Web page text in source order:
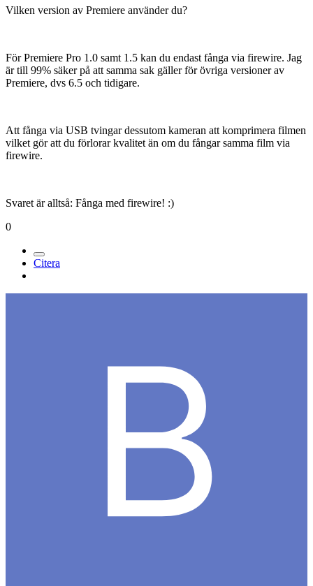
Vilken version av Premiere använder du?
För Premiere Pro 1.0 samt 1.5 kan du endast fånga via firewire. Jag
är till 99% säker på att samma sak gäller för övriga versioner av
Premiere, dvs 6.5 och tidigare.
Att fånga via USB tvingar dessutom kameran att komprimera filmen
vilket gör att du förlorar kvalitet än om du fångar samma film via
firewire.
Svaret är alltså: Fånga med firewire! :)
0
Citera